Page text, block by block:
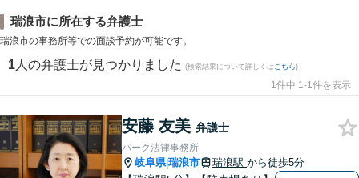
瑞浪市に所在する弁護士
瑞浪市の事務所等での面談予約が可能です。
1 人の弁護士が見つかりました (検索結果について詳しくは こちら)
1件中 1-1件を表示
安藤 友美 弁護士
パーク法律事務所
岐阜県|瑞浪市 瑞浪駅 から徒歩5分